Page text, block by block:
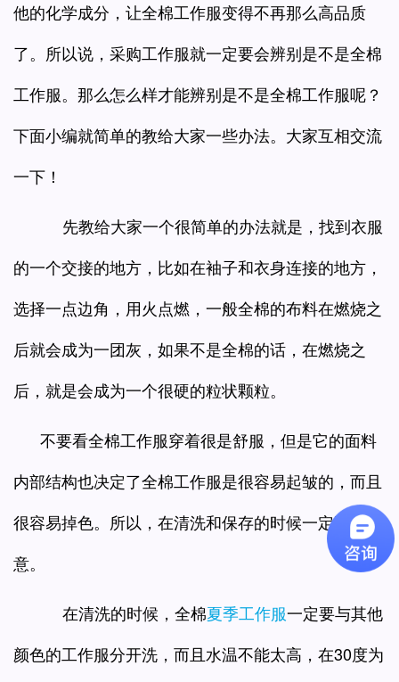
他的化学成分，让全棉工作服变得不再那么高品质
了。所以说，采购工作服就一定要会辨别是不是全棉
工作服。那么怎么样才能辨别是不是全棉工作服呢？
下面小编就简单的教给大家一些办法。大家互相交流
一下！
先教给大家一个很简单的办法就是，找到衣服
的一个交接的地方，比如在袖子和衣身连接的地方，
选择一点边角，用火点燃，一般全棉的布料在燃烧之
后就会成为一团灰，如果不是全棉的话，在燃烧之
后，就是会成为一个很硬的粒状颗粒。
不要看全棉工作服穿着很是舒服，但是它的面料
内部结构也决定了全棉工作服是很容易起皱的，而且
很容易掉色。所以，在清洗和保存的时候一定要注
意。
在清洗的时候，全棉夏季工作服一定要与其他
颜色的工作服分开洗，而且水温不能太高，在30度为